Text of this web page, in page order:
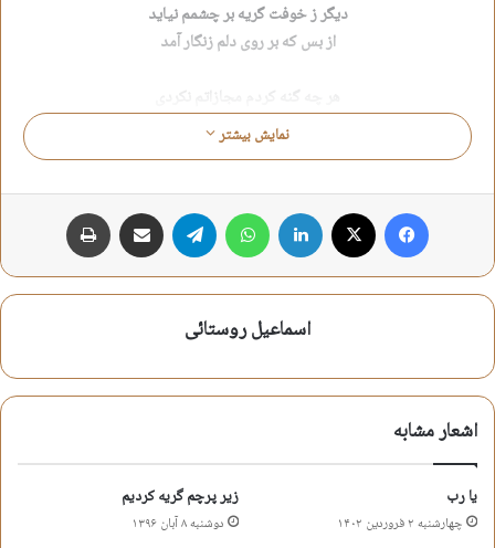
دیگر ز خوفت گریه بر چشمم نیاید
از بس که بر روی دلم زنگار آمد
حالا جنایت کار با اقرار آمد
بر یاری من ذکر یا غفار آمد
العفو یا ربی الهی به رقیه
طفلی که دنبالش فقط آزار آمد
با پیکر مجروح و با دستان بسته
با روی سیلی خورده در انظار آمد
آنقدر که در زیر پایش خار آمد
اسماعیل روستائی
نمایش بیشتر
فیس بوک لینکدین تلگرام اشتراک گذاری از طریق ایمیل
اسماعیل روستائی
اشعار مشابه
یا رب
چهارشنبه ۲ فروردین ۱۴۰۲
زیر پرچم گریه کردیم
دوشنبه ۸ آبان ۱۳۹۶